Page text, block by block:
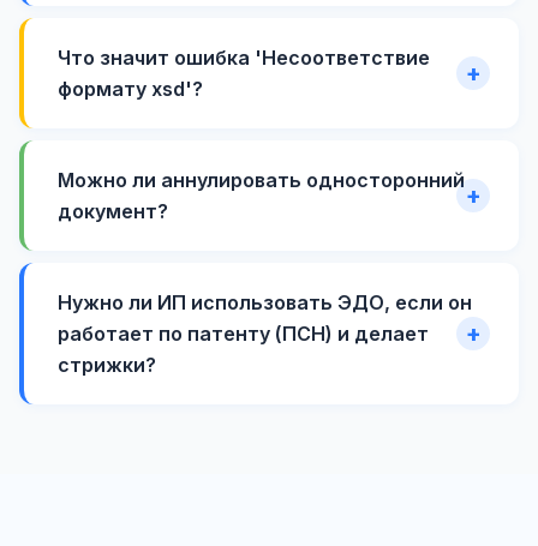
Что значит ошибка 'Несоответствие
формату xsd'?
Можно ли аннулировать односторонний
документ?
Нужно ли ИП использовать ЭДО, если он
работает по патенту (ПСН) и делает
стрижки?